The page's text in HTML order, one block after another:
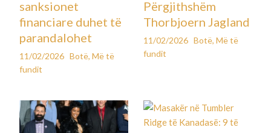
sanksionet
financiare duhet të
parandalohet
11/02/2026 Botë,Më të
fundit
Përgjithshëm
Thorbjoern Jagland
11/02/2026 Botë, Më të
fundit